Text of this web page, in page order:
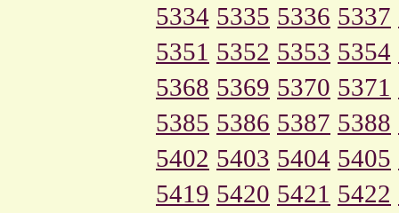
5334 5335 5336 5337
5351 5352 5353 5354
5368 5369 5370 5371
5385 5386 5387 5388
5402 5403 5404 5405
5419 5420 5421 5422